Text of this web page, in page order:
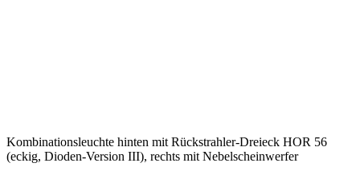
Kombinationsleuchte hinten mit Rückstrahler-Dreieck HOR 56
(eckig, Dioden-Version III), rechts mit Nebelscheinwerfer